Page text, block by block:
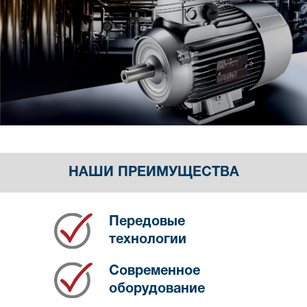
НАШИ ПРЕИМУЩЕСТВА
Передовые
технологии
Современное
оборудование